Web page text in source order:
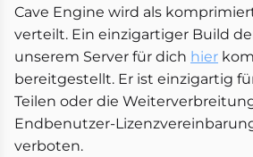
Cave Engine wird als
verteilt. Ein einzigartiger Build
unserem Server für dich hier
bereitgestellt. Er ist einzigartig
Teilen oder die
Endbenutzer-
verboten.